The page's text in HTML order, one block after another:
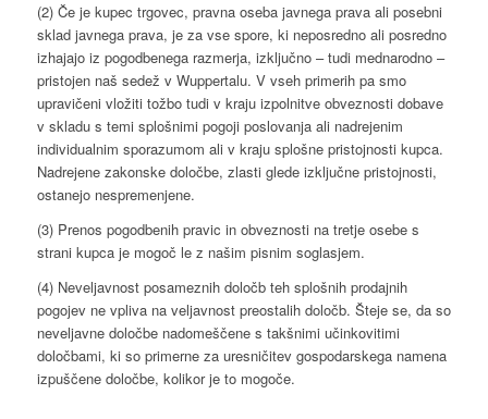
(2) Če je kupec trgovec, pravna oseba javnega prava ali posebni
sklad javnega prava, je za vse spore, ki neposredno ali posredno
izhajajo iz pogodbenega razmerja, izključno – tudi mednarodno –
pristojen naš sedež v Wuppertalu. V vseh primerih pa smo
upravičeni vložiti tožbo tudi v kraju izpolnitve obveznosti dobave
v skladu s temi splošnimi pogoji poslovanja ali nadrejenim
individualnim sporazumom ali v kraju splošne pristojnosti kupca.
Nadrejene zakonske določbe, zlasti glede izključne pristojnosti,
ostanejo nespremenjene.
(3) Prenos pogodbenih pravic in obveznosti na tretje osebe s
strani kupca je mogoč le z našim pisnim soglasjem.
(4) Neveljavnost posameznih določb teh splošnih prodajnih
pogojev ne vpliva na veljavnost preostalih določb. Šteje se, da so
neveljavne določbe nadomeščene s takšnimi učinkovitimi
določbami, ki so primerne za uresničitev gospodarskega namena
izpuščene določbe, kolikor je to mogoče.